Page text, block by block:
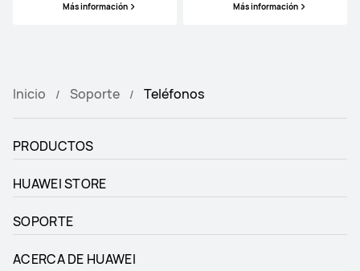
Más información Más información
Inicio Soporte Teléfonos
PRODUCTOS
HUAWEI STORE
SOPORTE
ACERCA DE HUAWEI